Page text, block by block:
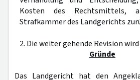
Kosten des Rechtsmittels,
Strafkammer des Landgerichts
2. Die weiter gehende Revision
Gründe
Das Landgericht hat den